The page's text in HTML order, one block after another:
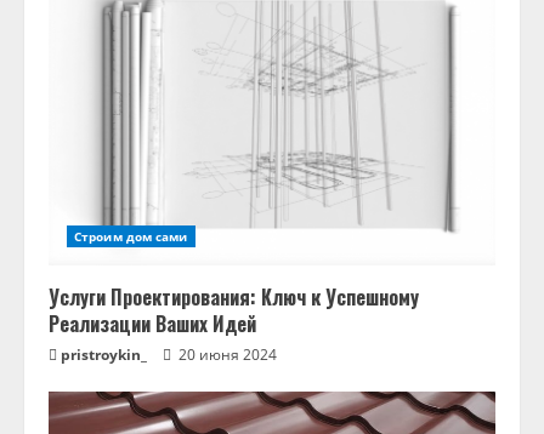
Строим дом сами
Услуги Проектирования: Ключ к Успешному
Реализации Ваших Идей
pristroykin_ 20 июня 2024